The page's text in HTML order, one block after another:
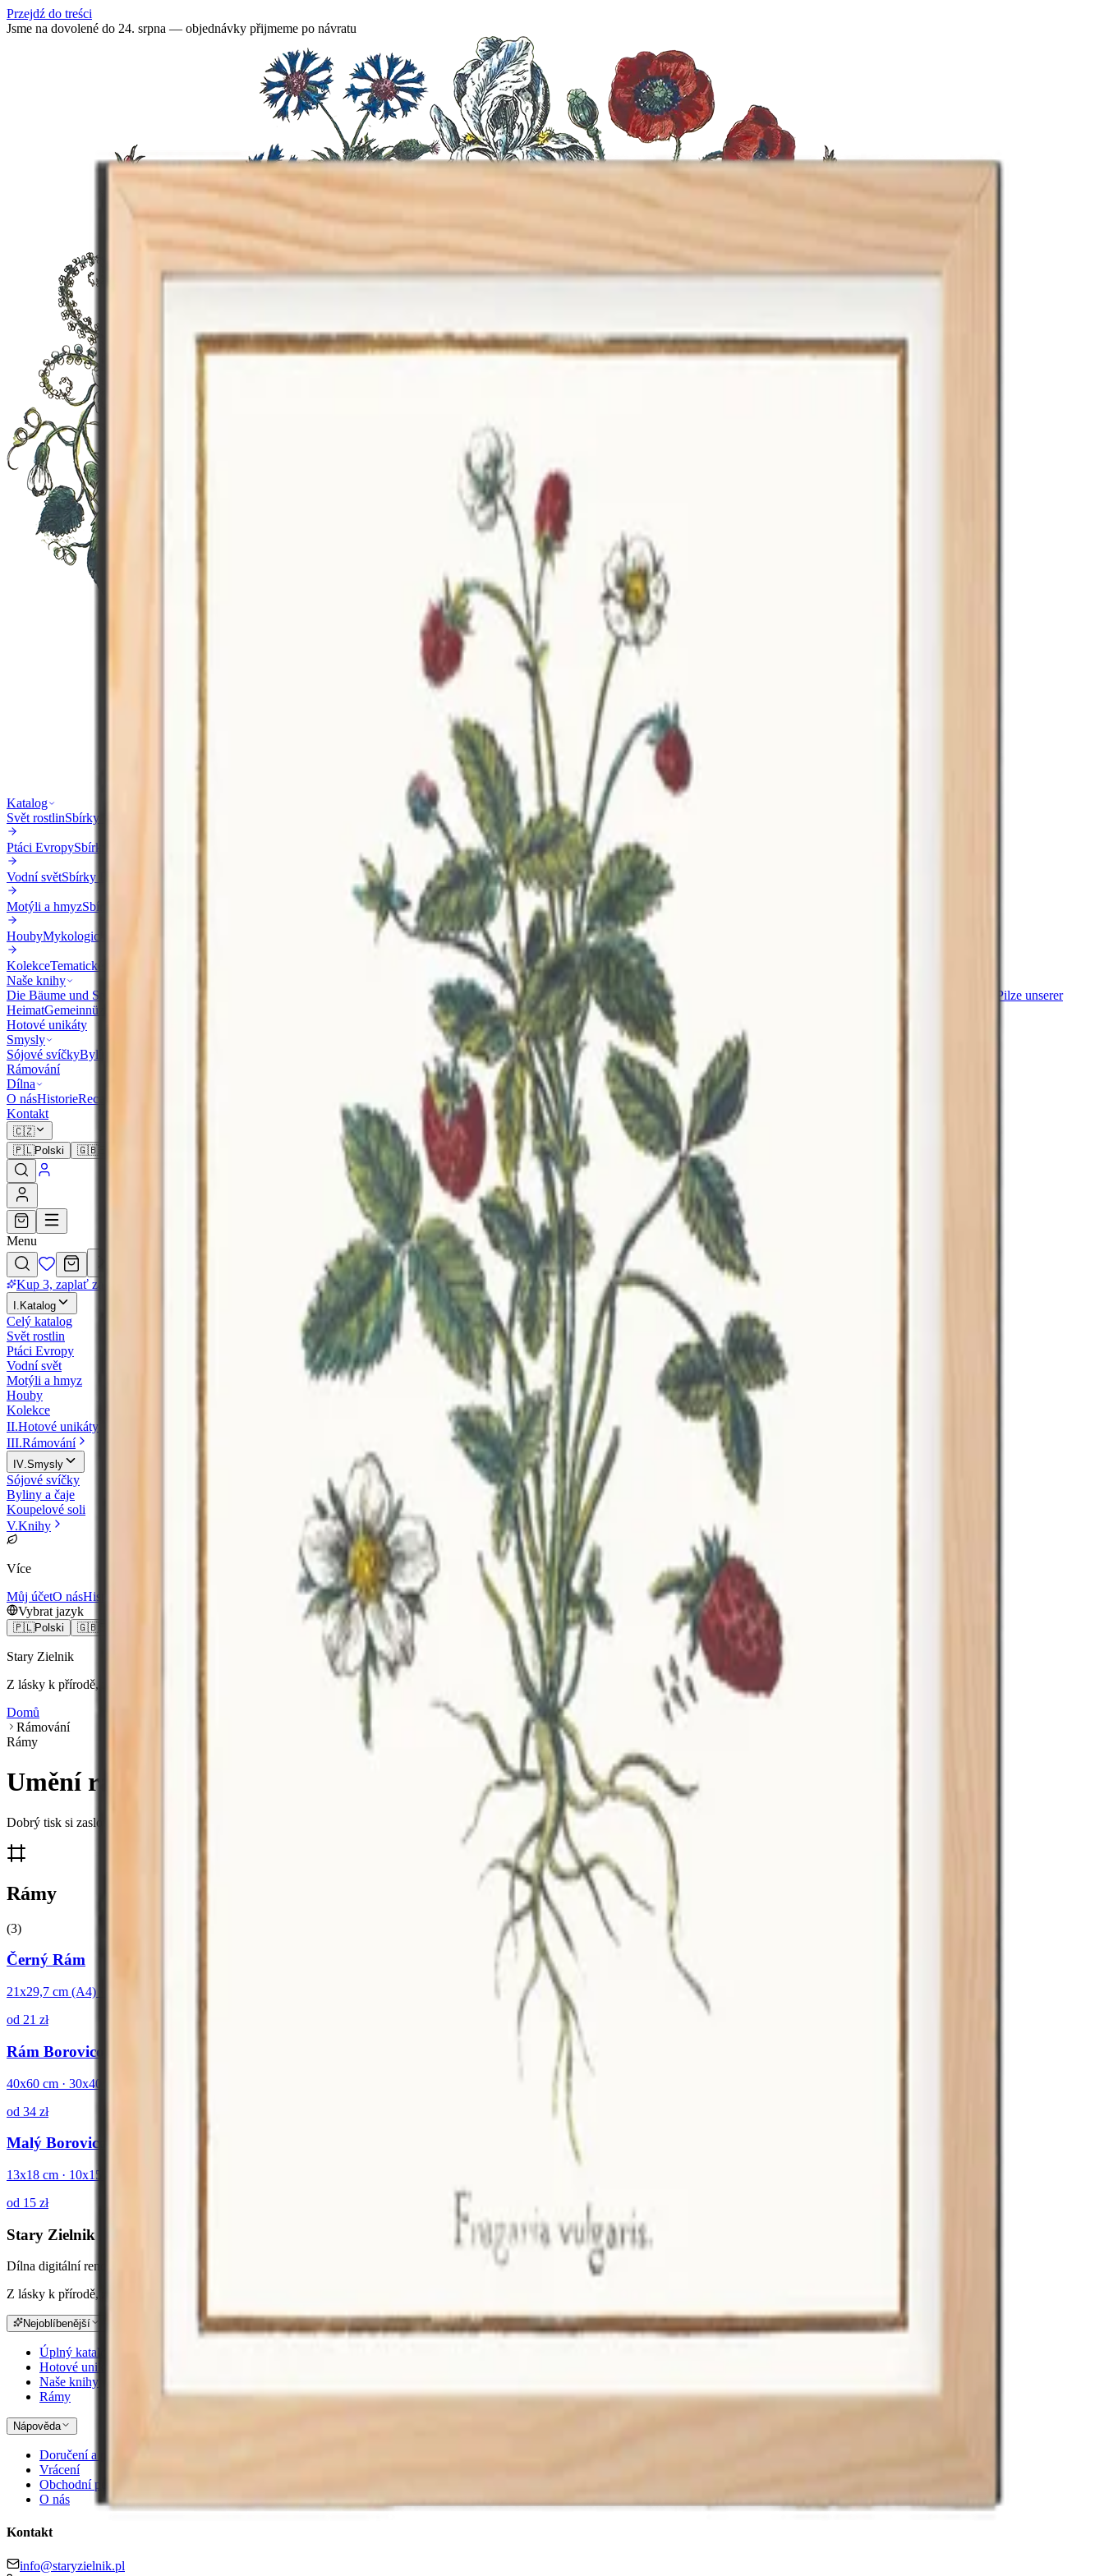
Przejdź do treści
Jsme na dovolené do 24. srpna — objednávky přijmeme po návratu
Katalog
Svět rostlinSbírky Morandiho, Beslera
Ptáci EvropySbírky Naumanna, Audubona
Vodní světSbírky Blocha a další
Motýli a hmyzSbírky Cramera, Merian
HoubyMykologické atlasy
KolekceTematické výstavy
Naše knihy
Die Bäume und Sträucher des Waldes in botanischer und forstwirthschaftlicher Beziehung
British ButterfliesNatur-Geschichte der Deutschen Vögel
Die Pilze unserer
HeimatGemeinnüzzige Naturgeschichte des Thierreichs
Hotové unikáty
Smysly
Sójové svíčkyByliny a čaje
Rámování
Dílna
O násHistorieRecenze
Kontakt
🇨🇿
🇵🇱Polski 🇬🇧 Slovenčina 🇺🇦Українська
Menu
Kup 3, zaplať za 2
. Katalog
Celý katalog
Svět rostlin
Ptáci Evropy
Vodní svět
Motýli a hmyz
Houby
Kolekce
II.Hotové unikáty
III.Rámování
IV.Smysly
Sójové svíčky
Byliny a čaje
Koupelové soli
V.Knihy
Více
Můj účetO násHistorie
Obchodní podmínky
Vybrat jazyk
🇵🇱Polski 🇬🇧 Slovenčina 🇺🇦 Українська
Stary Zielnik
Z lásky k přírodě, z úcty k historii
Domů
Rámování
Rámy
Umění rámování
Dobrý tisk si zaslouží důstojný rám. Rámy ve velikostech odpovídajících našim tiskům.
Rámy
(3)
Černý Rám
21x29,7 cm (A4) · 40x60 cm · 61x91.5 · 13x18 cm +1
od 21 zł
Rám Borovicový
40x60 cm · 30x40 cm · 21x29,7 cm (A4)
od 34 zł
Malý Borovicový Rám
13x18 cm · 10x15 cm
od 15 zł
Stary Zielnik
Dílna digitální renovace
Z lásky k přírodě, z úcty k historii
Nejoblíbenější
Úplný katalog
Hotové unikáty
Naše knihy
Rámy
Nápověda
Doručení a platba
Vrácení
Obchodní podmínky
O nás
Kontakt
info@staryzielnik.pl